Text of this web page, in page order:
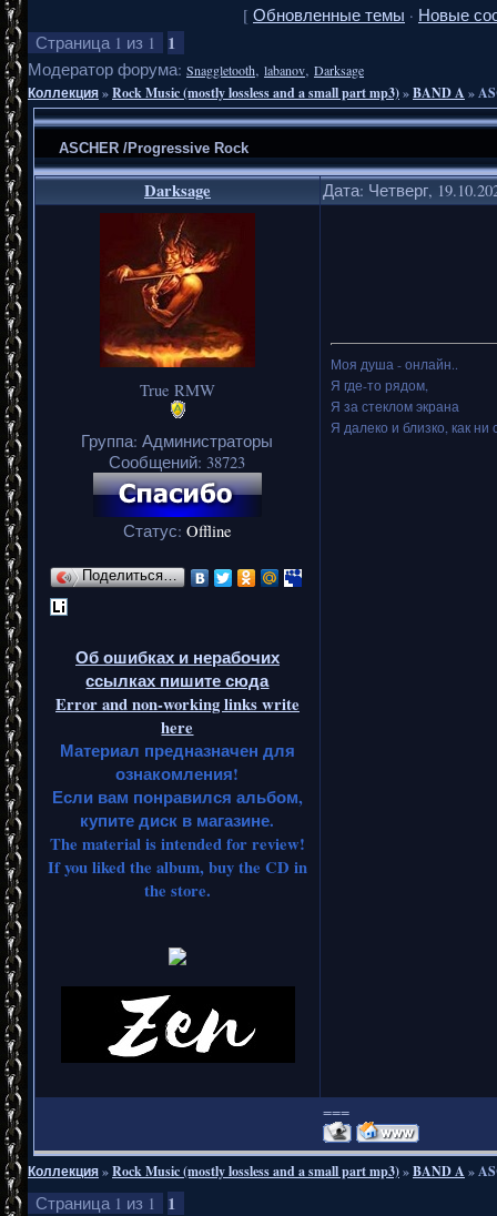
[ Обновленные темы · Новые
Страница 1 из 1 1
Модератор форума: Snaggletooth, labanov, Darksage
Коллекция»Rock Music (mostly lossless and a small part mp3)»BAND A »
ASCHER /Progressive Rock
Darksage Дата: Четверг,
True RMW
Группа: Администраторы
Сообщений: 38723
Статус: Offline
Поделиться…
Об ошибках и нерабочих
ссылках пишите сюда
Error and non-working links write
here
Материал предназначен для
ознакомления!
Если вам понравился альбом,
купите диск в магазине.
The material is intended for review!
If you liked the album, buy the CD in
the store.
Моя душа - онлайн..
Я где-то рядом,
Я за стеклом экрана
Я далеко и близко, как ни
===
Коллекция»Rock Music (mostly lossless and a small part mp3)»BAND A »
Страница 1 из 1 1